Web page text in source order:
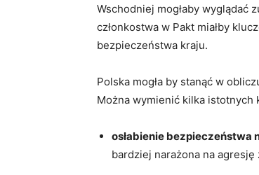
Wschodniej mogłaby wyglądać
członkostwa w‍ Pakt miałby‌
bezpieczeństwa kraju.
Polska ​mogła by stanąć w
⁤Można wymienić kilka
osłabienie bezpieczeństwa⁢
‍bardziej narażona ​na